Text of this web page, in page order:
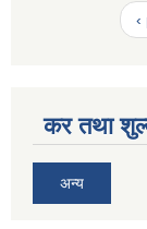
‹
कर तथा
अन्य